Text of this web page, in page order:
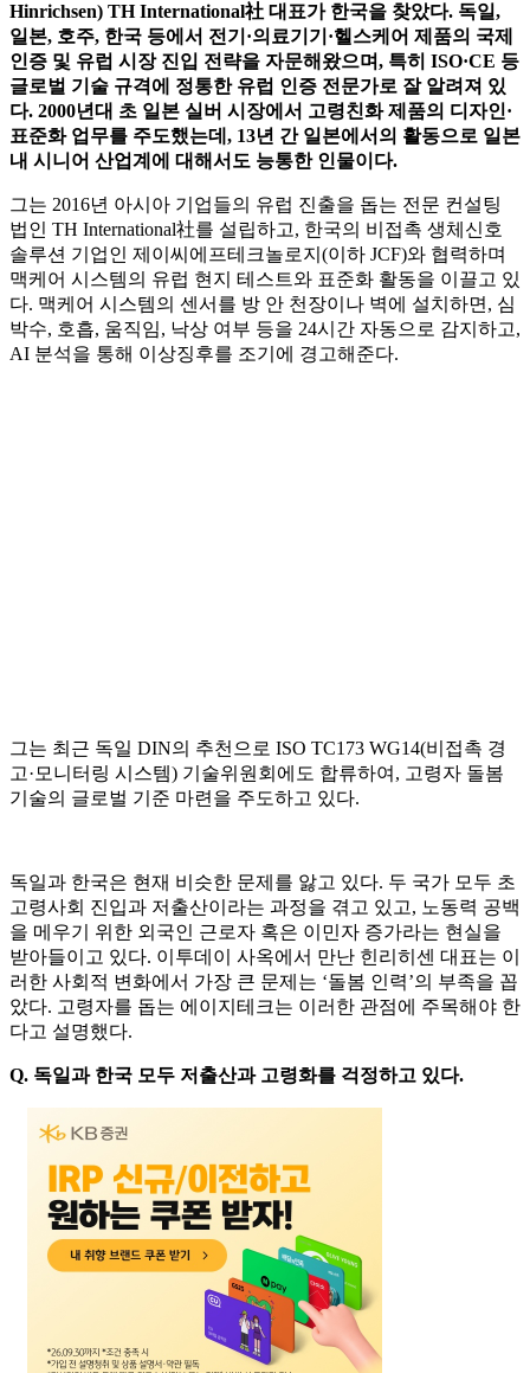
Hinrichsen) TH International社 대표가 한국을 찾았다. 독일,
일본, 호주, 한국 등에서 전기·의료기기·헬스케어 제품의 국제
인증 및 유럽 시장 진입 전략을 자문해왔으며, 특히 ISO·CE 등
글로벌 기술 규격에 정통한 유럽 인증 전문가로 잘 알려져 있
다. 2000년대 초 일본 실버 시장에서 고령친화 제품의 디자인·
표준화 업무를 주도했는데, 13년 간 일본에서의 활동으로 일본
내 시니어 산업계에 대해서도 능통한 인물이다.
그는 2016년 아시아 기업들의 유럽 진출을 돕는 전문 컨설팅
법인 TH International社를 설립하고, 한국의 비접촉 생체신호
솔루션 기업인 제이씨에프테크놀로지(이하 JCF)와 협력하며
맥케어 시스템의 유럽 현지 테스트와 표준화 활동을 이끌고 있
다. 맥케어 시스템의 센서를 방 안 천장이나 벽에 설치하면, 심
박수, 호흡, 움직임, 낙상 여부 등을 24시간 자동으로 감지하고,
AI 분석을 통해 이상징후를 조기에 경고해준다.
그는 최근 독일 DIN의 추천으로 ISO TC173 WG14(비접촉 경
고·모니터링 시스템) 기술위원회에도 합류하여, 고령자 돌봄
기술의 글로벌 기준 마련을 주도하고 있다.
독일과 한국은 현재 비슷한 문제를 앓고 있다. 두 국가 모두 초
고령사회 진입과 저출산이라는 과정을 겪고 있고, 노동력 공백
을 메우기 위한 외국인 근로자 혹은 이민자 증가라는 현실을
받아들이고 있다. 이투데이 사옥에서 만난 힌리히센 대표는 이
러한 사회적 변화에서 가장 큰 문제는 ‘돌봄 인력’의 부족을 꼽
았다. 고령자를 돕는 에이지테크는 이러한 관점에 주목해야 한
다고 설명했다.
Q. 독일과 한국 모두 저출산과 고령화를 걱정하고 있다.